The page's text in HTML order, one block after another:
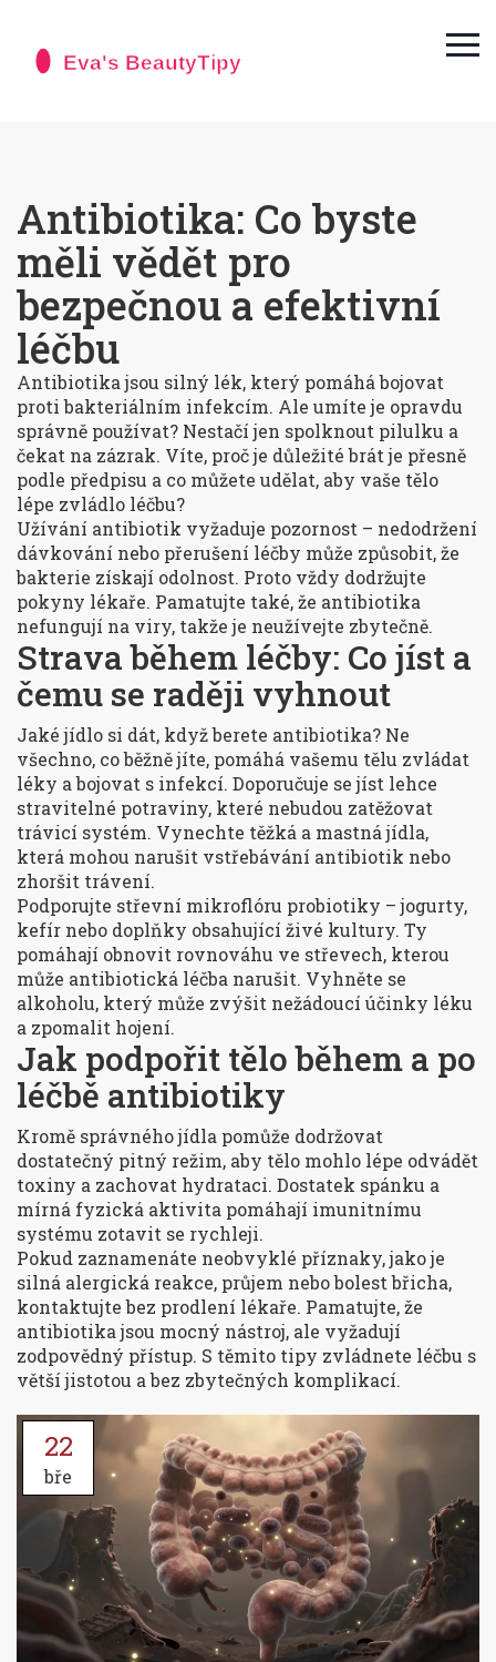
Antibiotika: Co byste
měli vědět pro
bezpečnou a efektivní
léčbu
Antibiotika jsou silný lék, který pomáhá bojovat
proti bakteriálním infekcím. Ale umíte je opravdu
správně používat? Nestačí jen spolknout pilulku a
čekat na zázrak. Víte, proč je důležité brát je přesně
podle předpisu a co můžete udělat, aby vaše tělo
lépe zvládlo léčbu?
Užívání antibiotik vyžaduje pozornost – nedodržení
dávkování nebo přerušení léčby může způsobit, že
bakterie získají odolnost. Proto vždy dodržujte
pokyny lékaře. Pamatujte také, že antibiotika
nefungují na viry, takže je neužívejte zbytečně.
Strava během léčby: Co jíst a
čemu se raději vyhnout
Jaké jídlo si dát, když berete antibiotika? Ne
všechno, co běžně jíte, pomáhá vašemu tělu zvládat
léky a bojovat s infekcí. Doporučuje se jíst lehce
stravitelné potraviny, které nebudou zatěžovat
trávicí systém. Vynechte těžká a mastná jídla,
která mohou narušit vstřebávání antibiotik nebo
zhoršit trávení.
Podporujte střevní mikroflóru probiotiky – jogurty,
kefír nebo doplňky obsahující živé kultury. Ty
pomáhají obnovit rovnováhu ve střevech, kterou
může antibiotická léčba narušit. Vyhněte se
alkoholu, který může zvýšit nežádoucí účinky léku
a zpomalit hojení.
Jak podpořit tělo během a po
léčbě antibiotiky
Kromě správného jídla pomůže dodržovat
dostatečný pitný režim, aby tělo mohlo lépe odvádět
toxiny a zachovat hydrataci. Dostatek spánku a
mírná fyzická aktivita pomáhají imunitnímu
systému zotavit se rychleji.
Pokud zaznamenáte neobvyklé příznaky, jako je
silná alergická reakce, průjem nebo bolest břicha,
kontaktujte bez prodlení lékaře. Pamatujte, že
antibiotika jsou mocný nástroj, ale vyžadují
zodpovědný přístup. S těmito tipy zvládnete léčbu s
větší jistotou a bez zbytečných komplikací.
22
bře